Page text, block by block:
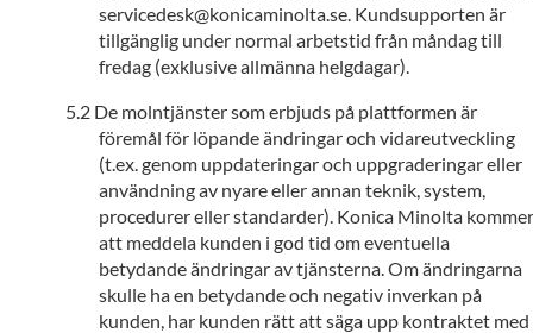
servicedesk@konicaminolta.se. Kundsupporten är
tillgänglig under normal arbetstid från måndag till
fredag (exklusive allmänna helgdagar).
De molntjänster som erbjuds på plattformen är
föremål för löpande ändringar och vidareutveckling
(t.ex. genom uppdateringar och uppgraderingar eller
användning av nyare eller annan teknik, system,
procedurer eller standarder). Konica Minolta kommer
att meddela kunden i god tid om eventuella
betydande ändringar av tjänsterna. Om ändringarna
skulle ha en betydande och negativ inverkan på
kunden, har kunden rätt att säga upp kontraktet med